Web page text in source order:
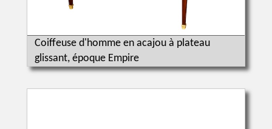
Coiffeuse d'homme en acajou à plateau
glissant, époque Empire